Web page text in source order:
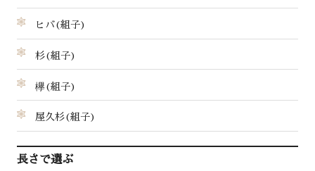
ヒバ(組子)
杉(組子)
欅(組子)
屋久杉(組子)
長さで選ぶ